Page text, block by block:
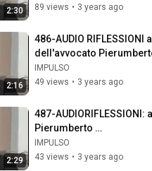
2:30
Mah!?
89 views • 3 years ago
2:16
486-AUDIO RIFLESSIONI
dell'avvocato
Starace NO TIME TO DIE
IMPULSO
49 views • 3 years ago
2:29
487-AUDIORIFLESSIONI:
Pierumberto
Starace:l"astensionismo
costituente "...boh......
IMPULSO
43 views • 3 years ago